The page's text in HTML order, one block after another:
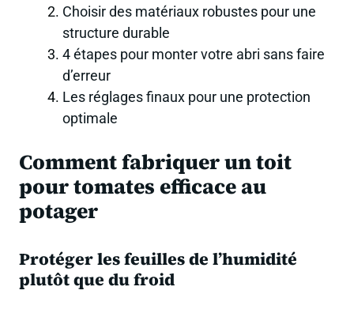
Choisir des matériaux robustes pour une
structure durable
4 étapes pour monter votre abri sans faire
d’erreur
Les réglages finaux pour une protection
optimale
Comment fabriquer un toit
pour tomates efficace au
potager
Protéger les feuilles de l’humidité
plutôt que du froid